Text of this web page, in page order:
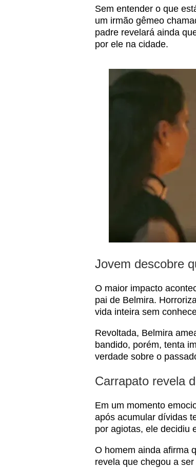
Sem entender o que
um irmão gêmeo
padre revelará ainda
por ele na cidade.
Jovem descobre
O maior impacto
pai de Belmira.
vida inteira sem
Revoltada, Belmira
bandido, porém, tenta
verdade sobre o
Carrapato revela
Em um momento
após acumular dívidas
por agiotas, ele decidiu
O homem ainda afirma
revela que chegou a